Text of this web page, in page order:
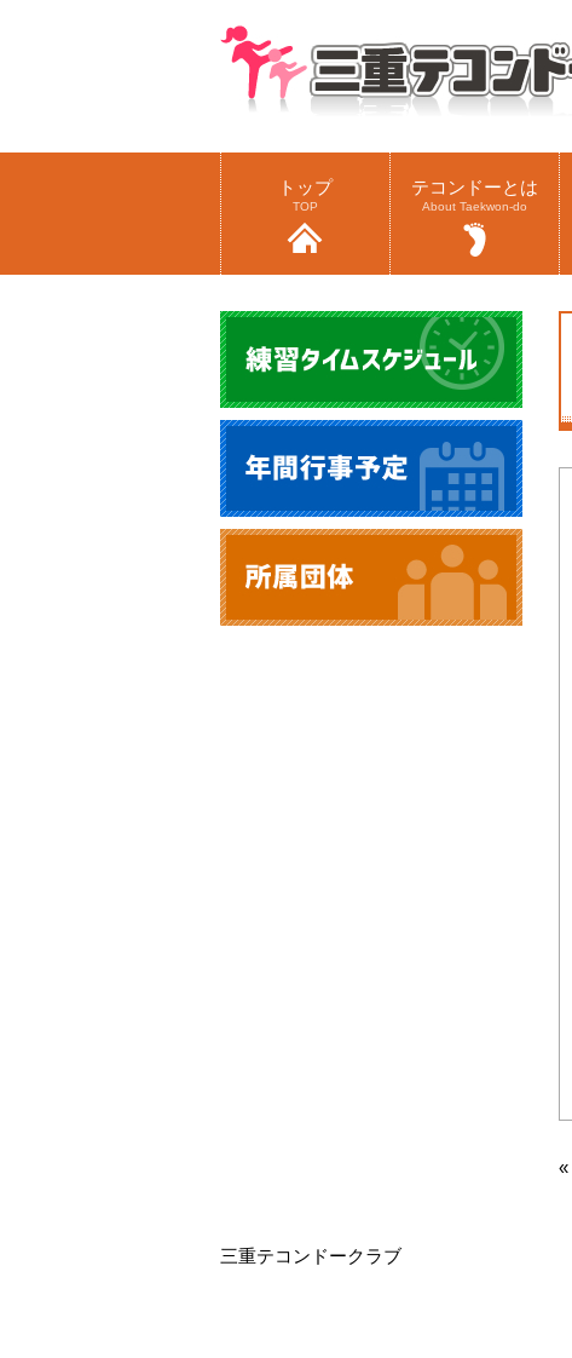
トップ
TOP
テコンドーとは
About Taekwon-do
«
三重テコンドークラブ